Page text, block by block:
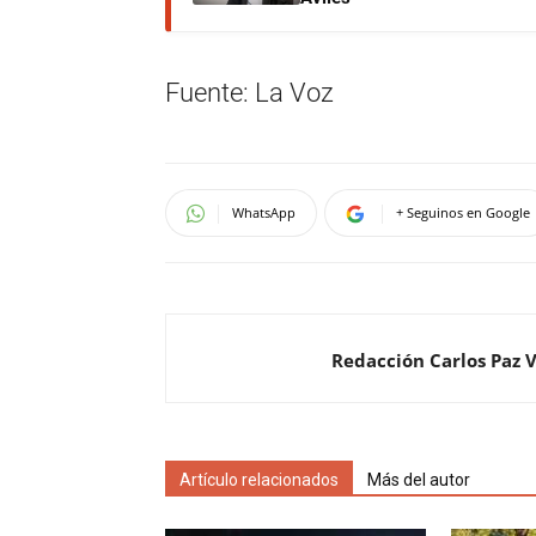
Fuente: La Voz
WhatsApp + Seguinos en Google
Redacción Carlos Paz
Artículo relacionados Más del autor